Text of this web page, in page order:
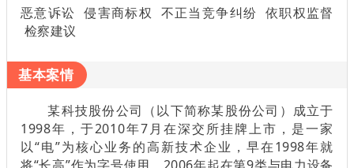
恶意诉讼 侵害商标权 不正当竞争纠纷 依职权监督
检察建议
基本案情
某科技股份公司（以下简称某股份公司）成立于
1998年，于2010年7月在深交所挂牌上市，是一家
以“电”为核心业务的高新技术企业，早在1998年就